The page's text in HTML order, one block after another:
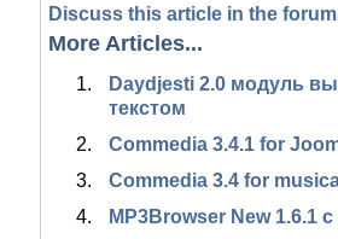
Discuss this article in the
More Articles...
Daydjesti 2.0 модуль
текстом
Commedia 3.4.1 for
Commedia 3.4 for
MP3Browser New 1.6.1